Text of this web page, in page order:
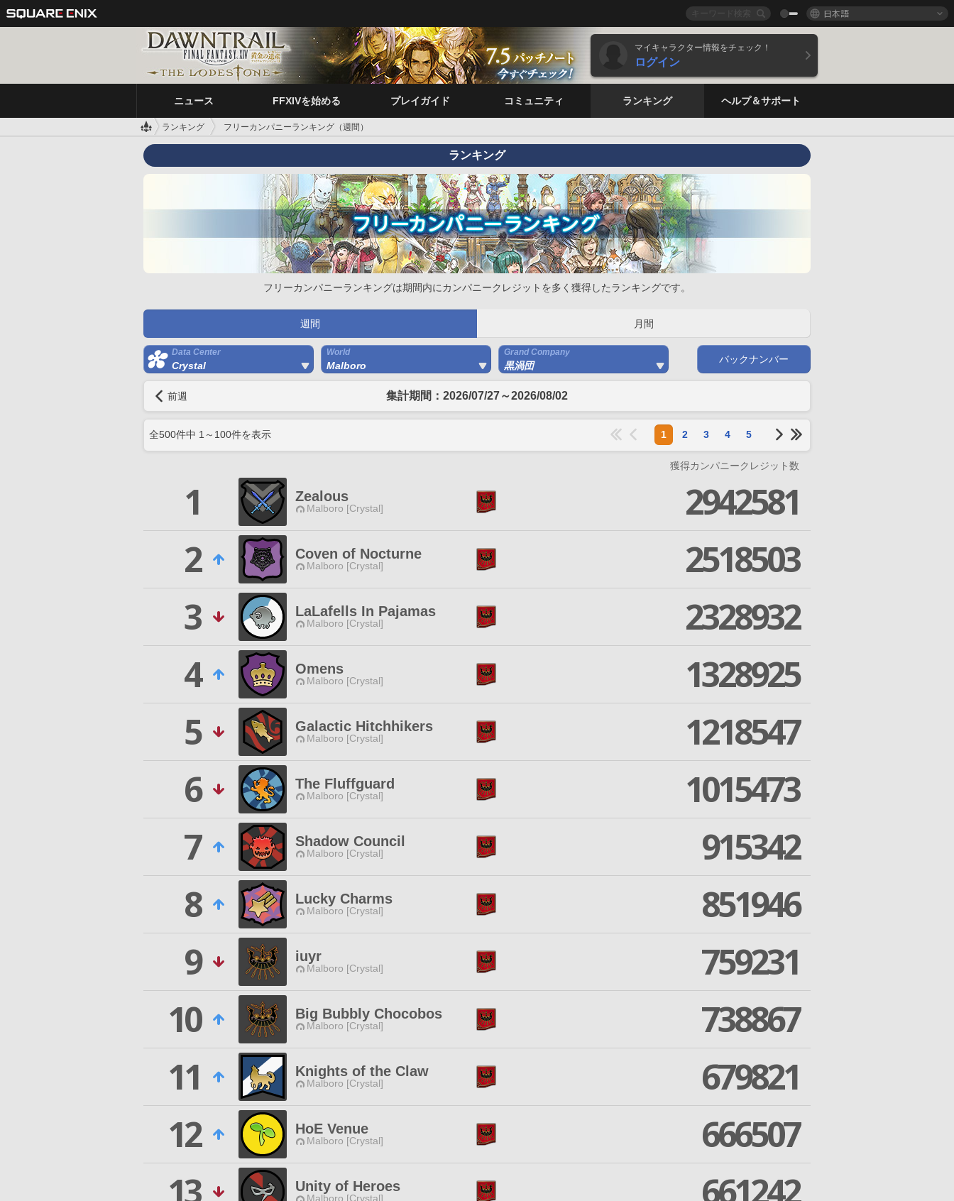
日本語
マイキャラクター情報をチェック！
ログイン
ニュース FFXIVを始める プレイガイド コミュニティ ランキング ヘルプ＆サポート
ランキング フリーカンパニーランキング（週間）
ランキング
フリーカンパニーランキングは期間内にカンパニークレジットを多く獲得したランキングです。
週間 月間
Data Center
Crystal
World
Malboro
Grand Company
黒渦団
バックナンバー
前週 集計期間：2026/07/27～2026/08/02
全500件中 1 ～ 100件を表示 1 2 3 4 5
獲得カンパニークレジット数
1 Zealous
Malboro [Crystal]
2942581
2
Coven of Nocturne
Malboro [Crystal]
2518503
3
LaLafells In Pajamas
Malboro [Crystal]
2328932
4
Omens
Malboro [Crystal]
1328925
5
Galactic Hitchhikers
Malboro [Crystal]
1218547
6
The Fluffguard
Malboro [Crystal]
1015473
7
Shadow Council
Malboro [Crystal]
915342
8
Lucky Charms
Malboro [Crystal]
851946
9
iuyr
Malboro [Crystal]
759231
10
Big Bubbly Chocobos
Malboro [Crystal]
738867
11
Knights of the Claw
Malboro [Crystal]
679821
12
HoE Venue
Malboro [Crystal]
666507
13
Unity of Heroes
Malboro [Crystal]
661242